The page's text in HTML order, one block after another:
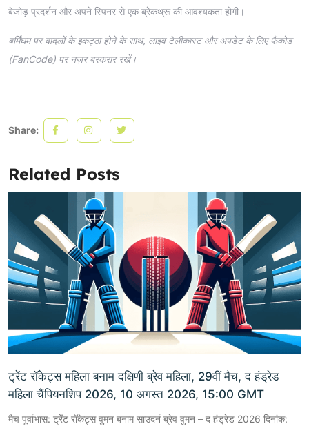
बेजोड़ प्रदर्शन और अपने स्पिनर से एक ब्रेकथ्रू की आवश्यकता होगी।
बर्मिंघम पर बादलों के इकट्ठा होने के साथ, लाइव टेलीकास्ट और अपडेट के लिए फैंकोड
(FanCode) पर नज़र बरकरार रखें।
Share:
Related Posts
ट्रेंट रॉकेट्स महिला बनाम दक्षिणी ब्रेव महिला, 29वीं मैच, द हंड्रेड
महिला चैंपियनशिप 2026, 10 अगस्त 2026, 15:00 GMT
मैच पूर्वाभास: ट्रेंट रॉकेट्स वुमन बनाम साउदर्न ब्रेव वुमन – द हंड्रेड 2026 दिनांक: